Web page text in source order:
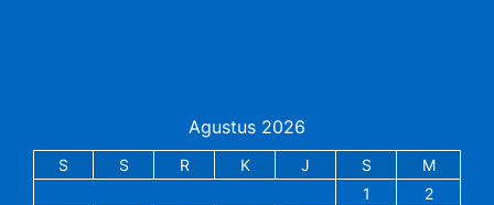
Agustus 2026
S S R K J S
M
1
2